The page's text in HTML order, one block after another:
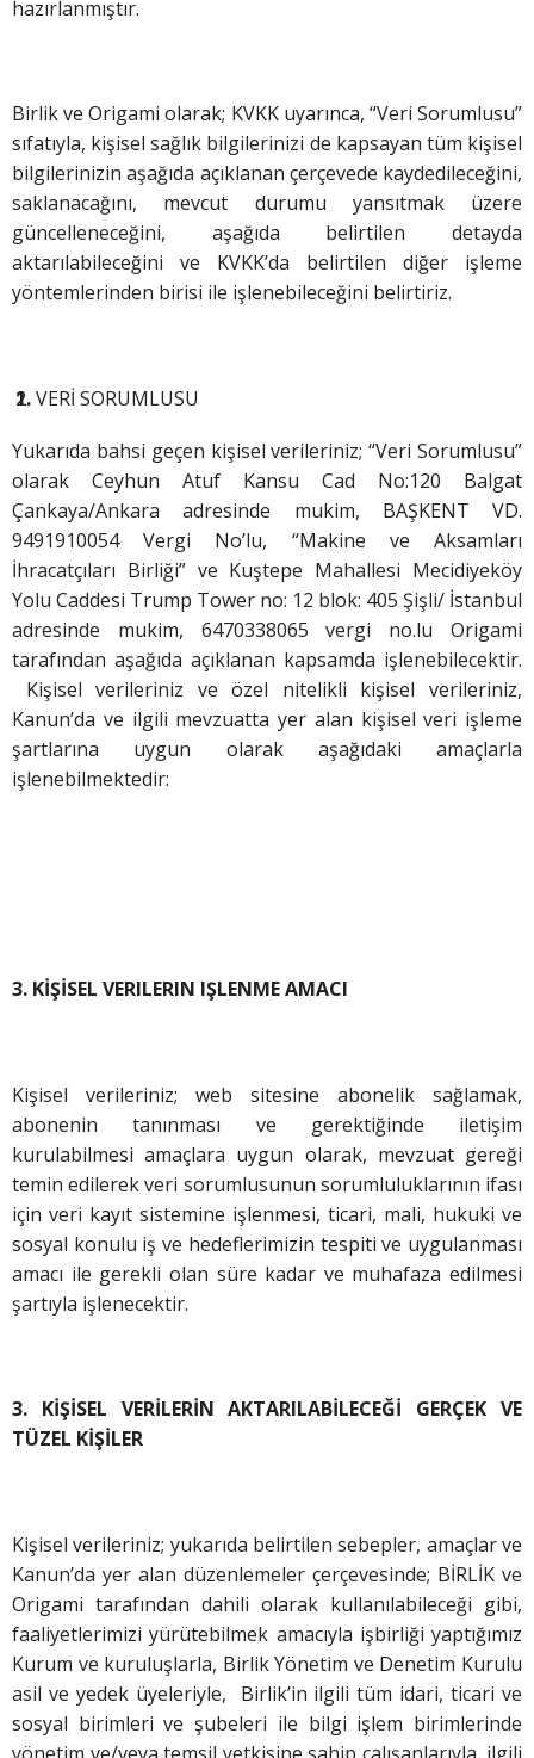
hazırlanmıştır.
Birlik ve Origami olarak; KVKK uyarınca, “Veri Sorumlusu”
sıfatıyla, kişisel sağlık bilgilerinizi de kapsayan tüm kişisel
bilgilerinizin aşağıda açıklanan çerçevede kaydedileceğini,
saklanacağını, mevcut durumu yansıtmak üzere
güncelleneceğini, aşağıda belirtilen detayda
aktarılabileceğini ve KVKK’da belirtilen diğer işleme
yöntemlerinden birisi ile işlenebileceğini belirtiriz.
VERİ SORUMLUSU
Yukarıda bahsi geçen kişisel verileriniz; “Veri Sorumlusu”
olarak Ceyhun Atuf Kansu Cad No:120 Balgat
Çankaya/Ankara adresinde mukim, BAŞKENT VD.
9491910054 Vergi No’lu, “Makine ve Aksamları
İhracatçıları Birliği” ve Kuştepe Mahallesi Mecidiyeköy
Yolu Caddesi Trump Tower no: 12 blok: 405 Şişli/ İstanbul
adresinde mukim, 6470338065 vergi no.lu Origami
tarafından aşağıda açıklanan kapsamda işlenebilecektir.
Kişisel verileriniz ve özel nitelikli kişisel verileriniz,
Kanun’da ve ilgili mevzuatta yer alan kişisel veri işleme
şartlarına uygun olarak aşağıdaki amaçlarla
işlenebilmektedir:
3. KİŞİSEL VERILERIN IŞLENME AMACI
Kişisel verileriniz; web sitesine abonelik sağlamak,
abonenin tanınması ve gerektiğinde iletişim
kurulabilmesi amaçlara uygun olarak, mevzuat gereği
temin edilerek veri sorumlusunun sorumluluklarının ifası
için veri kayıt sistemine işlenmesi, ticari, mali, hukuki ve
sosyal konulu iş ve hedeflerimizin tespiti ve uygulanması
amacı ile gerekli olan süre kadar ve muhafaza edilmesi
şartıyla işlenecektir.
3. KİŞİSEL VERİLERİN AKTARILABİLECEĞİ GERÇEK VE
TÜZEL KİŞİLER
Kişisel verileriniz; yukarıda belirtilen sebepler, amaçlar ve
Kanun’da yer alan düzenlemeler çerçevesinde; BİRLİK ve
Origami tarafından dahili olarak kullanılabileceği gibi,
faaliyetlerimizi yürütebilmek amacıyla işbirliği yaptığımız
Kurum ve kuruluşlarla, Birlik Yönetim ve Denetim Kurulu
asil ve yedek üyeleriyle, Birlik’in ilgili tüm idari, ticari ve
sosyal birimleri ve şubeleri ile bilgi işlem birimlerinde
yönetim ve/veya temsil yetkisine sahip çalışanlarıyla, ilgili